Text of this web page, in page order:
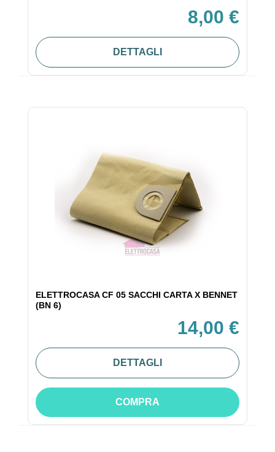
8,00 €
DETTAGLI
ELETTROCASA CF 05 SACCHI CARTA X BENNET
(BN 6)
14,00 €
DETTAGLI
COMPRA